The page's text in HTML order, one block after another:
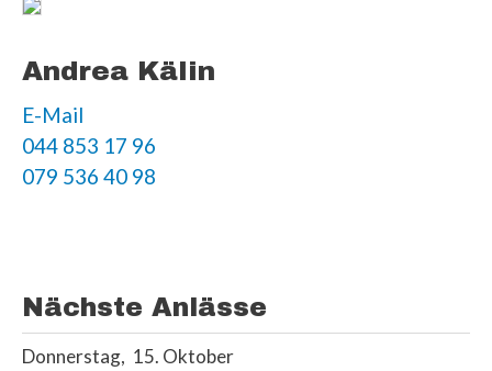
Andrea Kälin
E-Mail
044 853 17 96
079 536 40 98
Nächste Anlässe
Donnerstag 15 Oktober